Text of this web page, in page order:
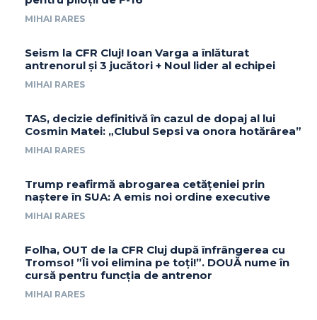
MIHAI RARES
Seism la CFR Cluj! Ioan Varga a înlăturat
antrenorul și 3 jucători + Noul lider al echipei
MIHAI RARES
TAS, decizie definitivă în cazul de dopaj al lui
Cosmin Matei: „Clubul Sepsi va onora hotărârea”
MIHAI RARES
Trump reafirmă abrogarea cetățeniei prin
naștere în SUA: A emis noi ordine executive
MIHAI RARES
Folha, OUT de la CFR Cluj după înfrângerea cu
Tromso! ”Îi voi elimina pe toți!”. DOUĂ nume în
cursă pentru funcția de antrenor
MIHAI RARES